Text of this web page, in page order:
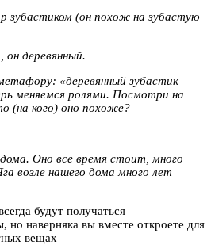
зубастиком (он похож на зубастую
он деревянный.
«деревянный зубастик
меняемся ролями. Посмотри на
(на кого) оно похоже?
Оно все время стоит, много
возле нашего дома много лет
будут получаться
но наверняка вы вместе откроете для
вещах